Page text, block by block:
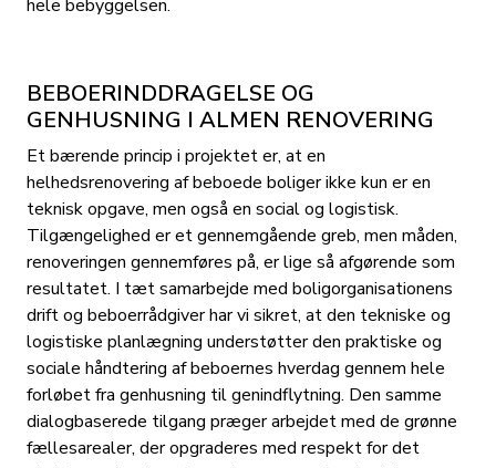
hele bebyggelsen.
BEBOERINDDRAGELSE OG
GENHUSNING I ALMEN RENOVERING
Et bærende princip i projektet er, at en
helhedsrenovering af beboede boliger ikke kun er en
teknisk opgave, men også en social og logistisk.
Tilgængelighed er et gennemgående greb, men måden,
renoveringen gennemføres på, er lige så afgørende som
resultatet. I tæt samarbejde med boligorganisationens
drift og beboerrådgiver har vi sikret, at den tekniske og
logistiske planlægning understøtter den praktiske og
sociale håndtering af beboernes hverdag gennem hele
forløbet fra genhusning til genindflytning. Den samme
dialogbaserede tilgang præger arbejdet med de grønne
fællesarealer, der opgraderes med respekt for det